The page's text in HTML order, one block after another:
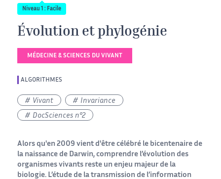
Niveau 1 : Facile
Évolution et phylogénie
MÉDECINE & SCIENCES DU VIVANT
ALGORITHMES
Vivant Invariance
DocSciences n°2
Alors qu'en 2009 vient d'être célébré le bicentenaire de
la naissance de Darwin, comprendre l’évolution des
organismes vivants reste un enjeu majeur de la
biologie. L’étude de la transmission de l’information